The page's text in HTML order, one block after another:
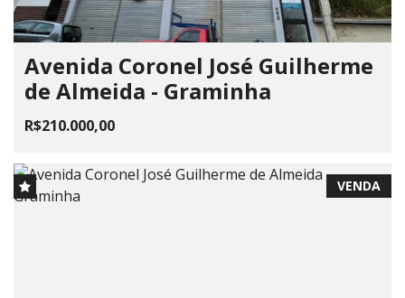
Avenida Coronel José Guilherme
de Almeida - Graminha
R$210.000,00
VENDA